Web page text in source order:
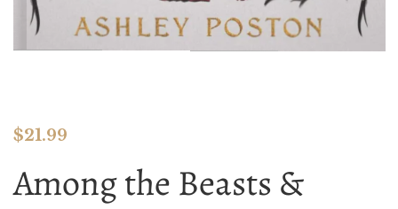
$21.99
Among the Beasts &